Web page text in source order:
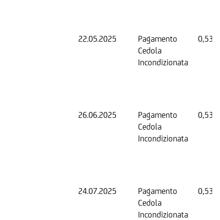
22.05.2025
Pagamento
Cedola
Incondizionata
0,53
26.06.2025
Pagamento
Cedola
Incondizionata
0,53
24.07.2025
Pagamento
Cedola
Incondizionata
0,53